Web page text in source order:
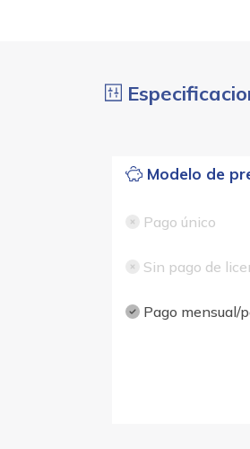
Modelo de
Pago único
Sin pago de
Pago mensual/